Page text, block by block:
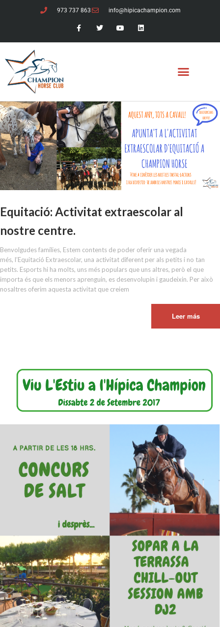
973 737 863 info@hipicachampion.com
Equitació: Activitat extraescolar al
nostre centre.
Benvolgudes famílies, Estem contents de poder oferir una vegada
més, l’Equitació Extraescolar, una activitat diferent per als petits i no tan
petits. Esports hi ha molts, uns més populars que uns altres, però el que
importa és que els menors aprenguin, es desenvolupin i gaudeixin. Per això
nosaltres oferim aquesta activitat que creiem
Leer más